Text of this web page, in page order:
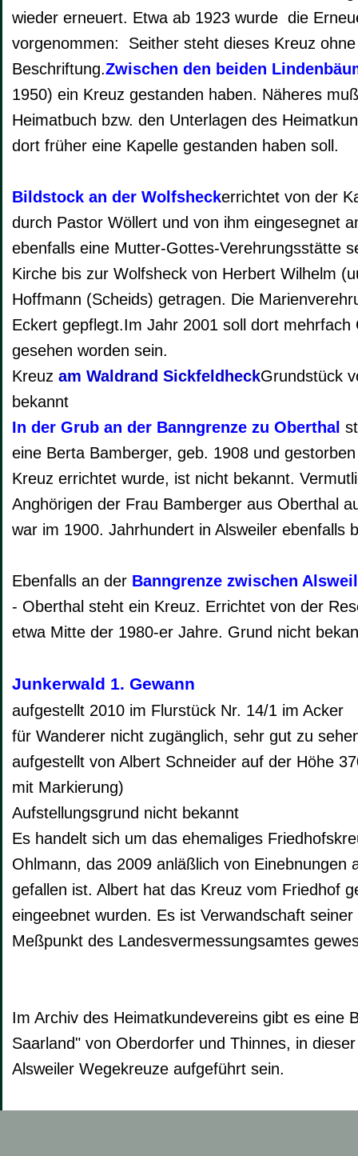
wieder erneuert. Etwa ab 1923 wurde die
vorgenommen: Seither steht dieses Kreuz
Beschriftung.Zwischen den beiden
1950) ein Kreuz gestanden haben. Näheres
Heimatbuch bzw. den Unterlagen des
dort früher eine Kapelle gestanden haben soll.
Bildstock an der Wolfsheckerrichtet von der
durch Pastor Wöllert und von ihm eingesegnet
ebenfalls eine Mutter-Gottes-Verehrungsstätte
Kirche bis zur Wolfsheck von Herbert Wilhelm
Hoffmann (Scheids) getragen. Die
Eckert gepflegt.Im Jahr 2001 soll dort
gesehen worden sein.
Kreuz am Waldrand SickfeldheckGrundstück
bekannt
In der Grub an der Banngrenze zu Oberthal
eine Berta Bamberger, geb. 1908 und
Kreuz errichtet wurde, ist nicht bekannt.
Anghörigen der Frau Bamberger aus Oberthal
war im 1900. Jahrhundert in Alsweiler ebenfalls
Ebenfalls an der Banngrenze zwischen
- Oberthal steht ein Kreuz. Errichtet von der
etwa Mitte der 1980-er Jahre. Grund nicht
Junkerwald 1. Gewann
aufgestellt 2010 im Flurstück Nr. 14/1 im Acker
für Wanderer nicht zugänglich, sehr gut zu
aufgestellt von Albert Schneider auf der Höhe
mit Markierung)
Aufstellungsgrund nicht bekannt
Es handelt sich um das ehemaliges
Ohlmann, das 2009 anläßlich von Einebnungen
gefallen ist. Albert hat das Kreuz vom Friedhof
eingeebnet wurden. Es ist Verwandschaft
Meßpunkt des Landesvermessungsamtes
Im Archiv des Heimatkundevereins gibt es eine
Saarland" von Oberdorfer und Thinnes, in
Alsweiler Wegekreuze aufgeführt sein.